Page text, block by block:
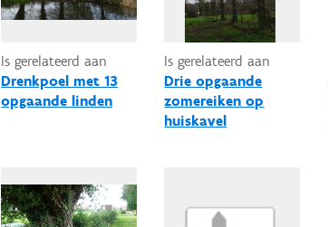
Is gerelateerd aan
Drenkpoel met 13
opgaande linden
Is gerelateerd aan
Drie opgaande
zomereiken op
huiskavel